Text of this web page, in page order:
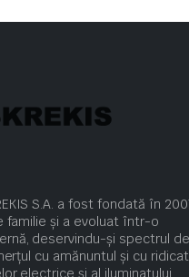
S.A. a fost fondată în
familie și a evoluat într-o
deservindu-și spectrul de
cu amănuntul și cu
electrice și al iluminatului.